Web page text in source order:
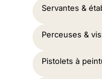
Servantes &
Perceuses &
Pistolets à